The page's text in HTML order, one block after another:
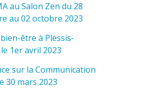
au Salon Zen du 28
au 02 octobre 2023
être à Plessis-
1er avril 2023
sur la Communication
30 mars 2023